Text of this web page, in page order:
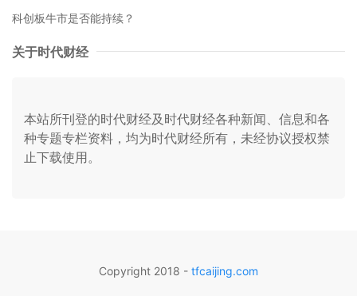
科创板牛市是否能持续？
关于时代财经
本站所刊登的时代财经及时代财经各种新闻、信息和各
种专题专栏资料，均为时代财经所有，未经协议授权禁
止下载使用。
Copyright 2018 - tfcaijing.com